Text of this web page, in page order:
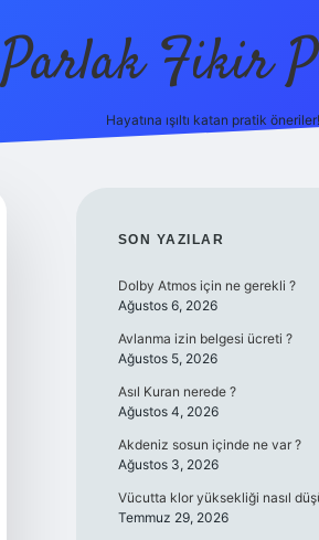
Parlak Fikir
Hayatına ışıltı katan pratik öneriler!
SIDEBAR
SON YAZILAR
Dolby Atmos için ne gerekli ?
Ağustos 6, 2026
Avlanma izin belgesi ücreti ?
Ağustos 5, 2026
Asıl Kuran nerede ?
Ağustos 4, 2026
Akdeniz sosun içinde ne var ?
Ağustos 3, 2026
Vücutta klor yüksekliği nasıl
Temmuz 29, 2026